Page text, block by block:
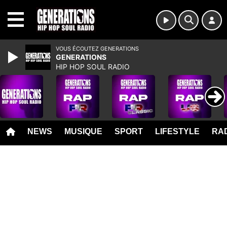
NEWS MUSIQUE SPORT LIFESTYLE
VOUS ÉCOUTEZ GENERATIONS
GENERATIONS
HIP HOP SOUL RADIO